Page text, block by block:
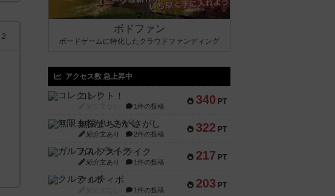
2
ボドファン
ボードゲームに特化したクラウドファンディング
アクセス数 急上昇中
340 PT
コレクト！
1件の投稿
322 PT
無限まちがいさがし
紹介文あり 2件の投稿
217 PT
ガルフストライク
紹介文あり 1件の投稿
203 PT
クルティボ
1件の投稿